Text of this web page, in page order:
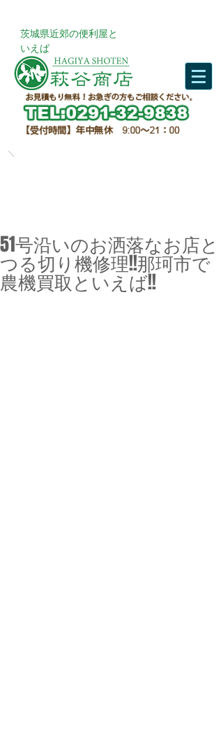
​茨城県近郊の便利屋と
いえば
51号沿いのお洒落なお店と
つる切り機修理!!那珂市で
農機買取といえば!!